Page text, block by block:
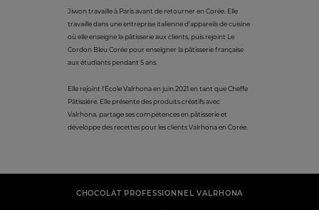
Jiwon travaille à Paris avant de retourner en Corée. Elle
travaille dans une entreprise italienne d’appareils de cuisine
où elle enseigne la pâtisserie aux clients, puis rejoint Le
Cordon Bleu Corée pour enseigner la pâtisserie française
aux étudiants pendant 5 ans.
Elle rejoint l’École Valrhona en juin 2021 en tant que Cheffe
Pâtissière. Elle présente des produits créatifs avec
Valrhona, partage ses compétences en pâtisserie et
développe des recettes pour les clients Valrhona en Corée.
CHOCOLAT PROFESSIONNEL VALRHONA